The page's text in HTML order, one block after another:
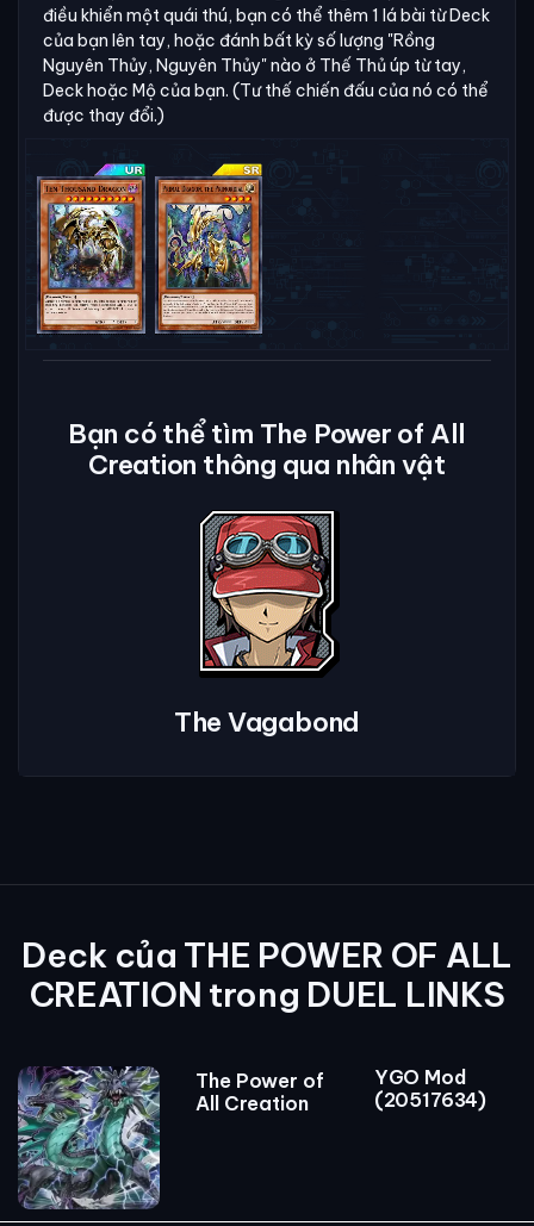
điều khiển một quái thú, bạn có thể thêm 1 lá bài từ Deck
của bạn lên tay, hoặc đánh bất kỳ số lượng "Rồng
Nguyên Thủy, Nguyên Thủy" nào ở Thế Thủ úp từ tay,
Deck hoặc Mộ của bạn. (Tư thế chiến đấu của nó có thể
được thay đổi.)
Bạn có thể tìm The Power of All
Creation thông qua nhân vật
The Vagabond
Deck của THE POWER OF ALL
CREATION trong DUEL LINKS
The Power of
All Creation
YGO Mod
(20517634)